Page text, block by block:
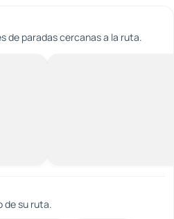
de paradas cercanas a la ruta.
de su ruta.